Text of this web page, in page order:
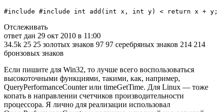
#include #include int add(int x, int y) < return x + y;
Отслеживать
ответ дан 29 окт 2010 в 11:00
34.5k 25 25 золотых знаков 97 97 серебряных знаков 214 214
бронзовых знаков
Если пишите для Win32, то лучше всего воспользоваться
высокоточными функциями, такими, как, например,
QueryPerformanceCounter или timeGetTime. Для Linux — тоже
копать в направлении счетчиков производительности
процессора. Я лично для реализации использовал